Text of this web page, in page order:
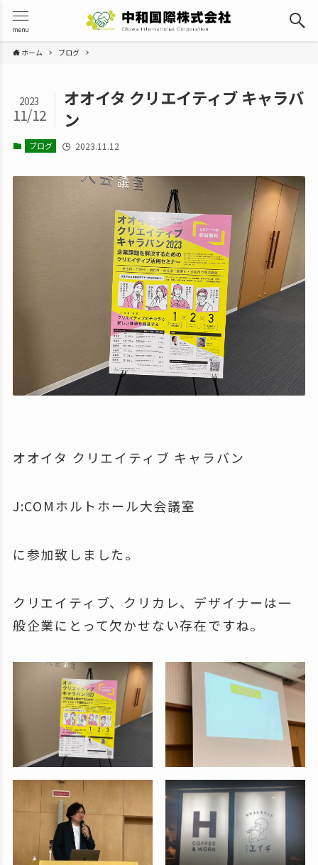
menu
ホーム ブログ
オオイタ クリエイティブ キャラバ
ン
2023
11/12
ブログ 2023.11.12
オオイタ クリエイティブ キャラバン
J:COMホルトホール大会議室
に参加致しました。
クリエイティブ、クリカレ、デザイナーは一
般企業にとって欠かせない存在ですね。